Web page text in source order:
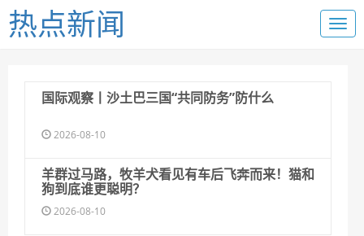
热点新闻
国际观察丨沙土巴三国“共同防务”防什么
2026-08-10
羊群过马路，牧羊犬看见有车后飞奔而来！猫和
狗到底谁更聪明？
2026-08-10